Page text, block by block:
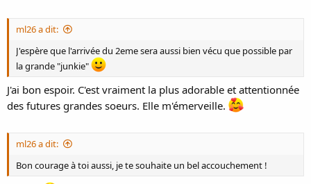
ml26 a dit:
J'espère que l'arrivée du 2eme sera aussi bien vécu que possible par
la grande "junkie"
J'ai bon espoir. C'est vraiment la plus adorable et attentionnée
des futures grandes soeurs. Elle m'émerveille.
ml26 a dit:
Bon courage à toi aussi, je te souhaite un bel accouchement !